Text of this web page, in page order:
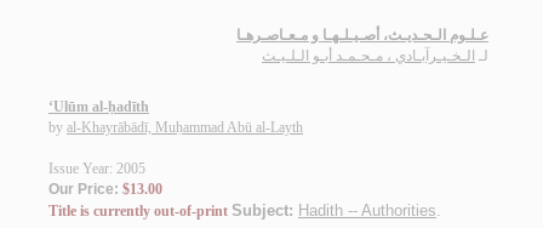
عـلـوم الـحـديـث، أصـيـلـهـا و مـعـاصـرهـا
لـ الـخـيـرآبـادي ، مـحـمـد أبـو الـلـيـث
‘Ulūm al-ḥadīth
by al-Khayrābādī, Muḥammad Abū al-Layth
Issue Year: 2005
Our Price: $13.00
Title is currently out-of-print Subject: Hadith -- Authorities.